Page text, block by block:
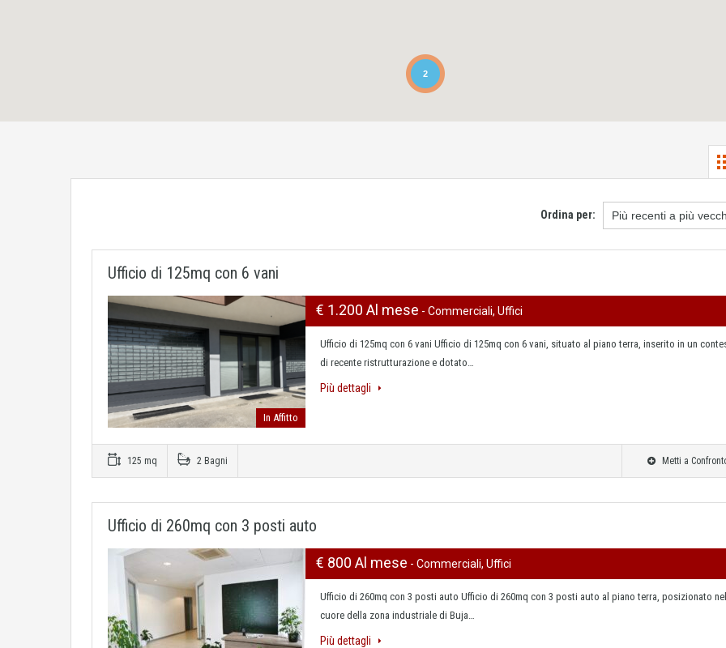
2
Ordina per:
Ufficio di 125mq con 6 vani
In Affitto
€ 1.200 Al mese - Commerciali, Uffici
Ufficio di 125mq con 6 vani Ufficio di 125mq con 6 vani, situato al piano terra, inserito in un
di recente ristrutturazione e dotato…
Più dettagli
125 mq 2 Bagni Metti a
Ufficio di 260mq con 3 posti auto
€ 800 Al mese - Commerciali, Uffici
Ufficio di 260mq con 3 posti auto Ufficio di 260mq con 3 posti auto al piano terra, posizionato nel
cuore della zona industriale di Buja…
Più dettagli